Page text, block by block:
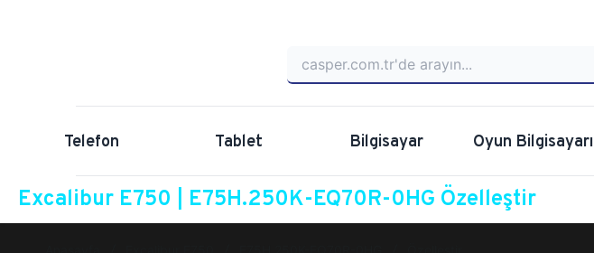
Telefon Tablet Bilgisayar Oyun Bilgisayarı
Excalibur E750 | E75H.250K-EQ70R-0HG Özelleştir